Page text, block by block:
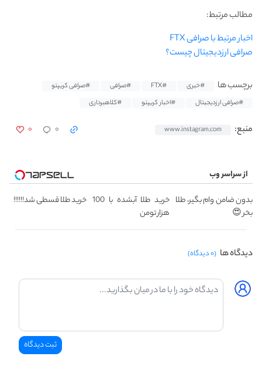
مطالب مرتبط:
اخبار مرتبط با صرافی FTX
صرافی ارزدیجیتال چیست؟
برچسب ها #خبری #FTX #صرافی
#صرافی کریپتو
#صرافی ارزدیجیتال
#اخبار کریپتو #کلاهبرداری
منبع: www.instagram.com ۰ ۰
از سراسر وب
بدون ضامن وام بگیر، طلا
بخر 😍
خرید طلا آبشده با 100
هزار تومن
خرید طلا قسطی شد!!!!!!
دیدگاه ها (۰ دیدگاه)